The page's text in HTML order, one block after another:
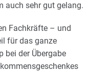
auch sehr gut gelang.
Fachkräfte – und
für das ganze
bei der Übergabe